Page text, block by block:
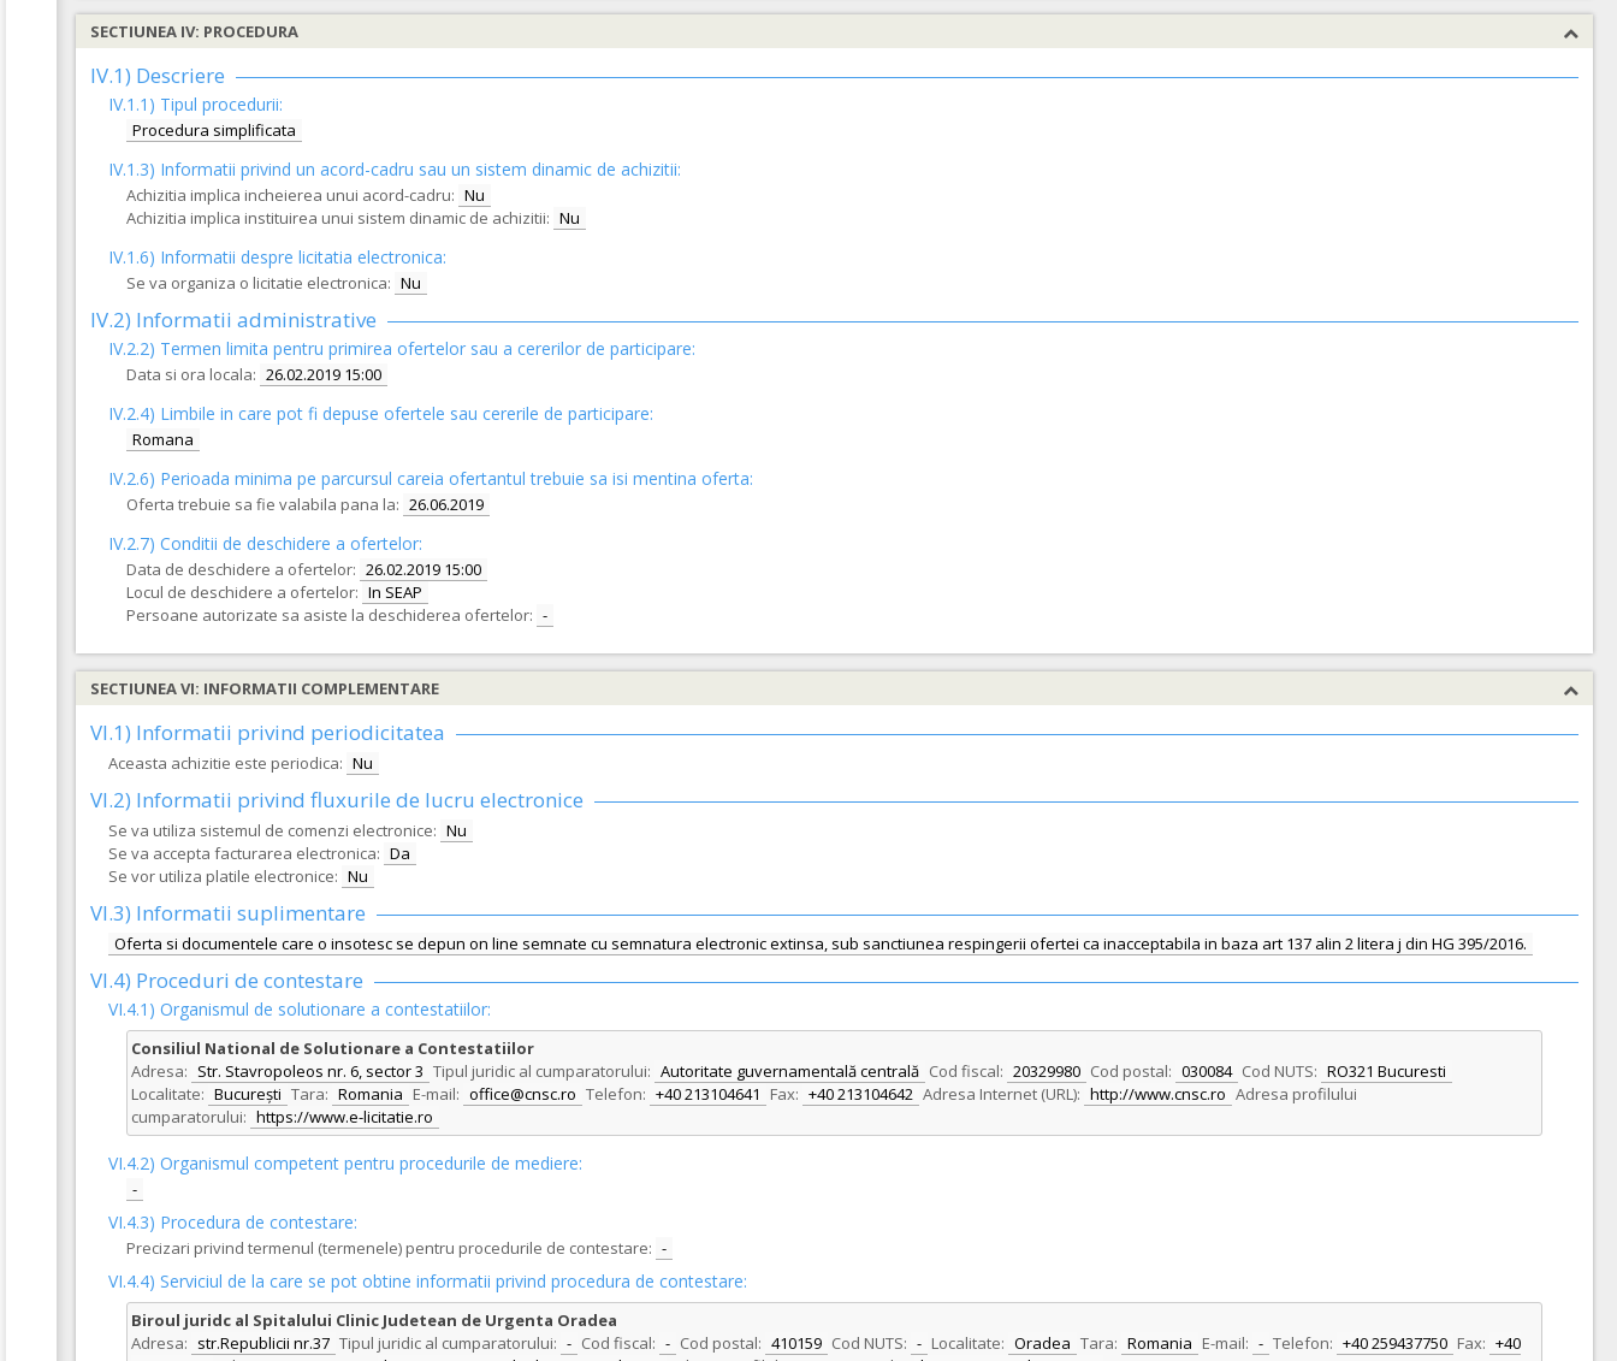
SECTIUNEA IV: PROCEDURA
IV.1) Descriere
IV.1.1) Tipul procedurii:
Procedura simplificata
IV.1.3) Informatii privind un acord-cadru sau un sistem dinamic de achizitii:
Achizitia implica incheierea unui acord-cadru: Nu
Achizitia implica instituirea unui sistem dinamic de achizitii: Nu
IV.1.6) Informatii despre licitatia electronica:
Se va organiza o licitatie electronica: Nu
IV.2) Informatii administrative
IV.2.2) Termen limita pentru primirea ofertelor sau a cererilor de participare:
Data si ora locala: 26.02.2019 15:00
IV.2.4) Limbile in care pot fi depuse ofertele sau cererile de participare:
Romana
IV.2.6) Perioada minima pe parcursul careia ofertantul trebuie sa isi mentina oferta:
Oferta trebuie sa fie valabila pana la: 26.06.2019
IV.2.7) Conditii de deschidere a ofertelor:
Data de deschidere a ofertelor: 26.02.2019 15:00
Locul de deschidere a ofertelor: In SEAP
Persoane autorizate sa asiste la deschiderea ofertelor: -
SECTIUNEA VI: INFORMATII COMPLEMENTARE
VI.1) Informatii privind periodicitatea
Aceasta achizitie este periodica: Nu
VI.2) Informatii privind fluxurile de lucru electronice
Se va utiliza sistemul de comenzi electronice: Nu
Se va accepta facturarea electronica: Da
Se vor utiliza platile electronice: Nu
VI.3) Informatii suplimentare
Oferta si documentele care o insotesc se depun on line semnate cu semnatura electronic extinsa, sub sanctiunea respingerii ofertei ca inacceptabila in baza art 137 alin 2 litera j din HG 395/2016.
VI.4) Proceduri de contestare
VI.4.1) Organismul de solutionare a contestatiilor:
Consiliul National de Solutionare a Contestatiilor
Adresa: Str. Stavropoleos nr. 6, sector 3 Tipul juridic al cumparatorului: Autoritate guvernamentală centrală Cod fiscal: 20329980 Cod postal: 030084 Cod NUTS: RO321 Bucuresti
Localitate: București Tara: Romania E-mail: office@cnsc.ro Telefon: +40 213104641 Fax: +40 213104642 Adresa Internet (URL): http://www.cnsc.ro Adresa profilului
cumparatorului: https://www.e-licitatie.ro
VI.4.2) Organismul competent pentru procedurile de mediere:
-
VI.4.3) Procedura de contestare:
Precizari privind termenul (termenele) pentru procedurile de contestare: -
VI.4.4) Serviciul de la care se pot obtine informatii privind procedura de contestare:
Biroul juridc al Spitalului Clinic Judetean de Urgenta Oradea
Adresa: str.Republicii nr.37 Tipul juridic al cumparatorului: - Cod fiscal: - Cod postal: 410159 Cod NUTS: - Localitate: Oradea Tara: Romania E-mail: - Telefon: +40 259437750 Fax: +40